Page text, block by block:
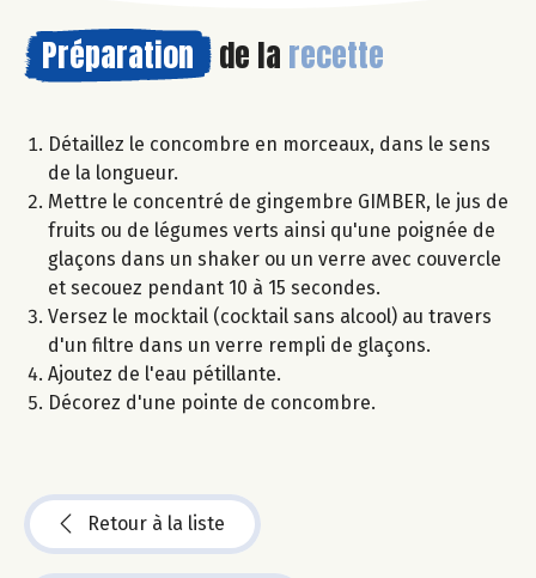
Préparation de la recette
Détaillez le concombre en morceaux, dans le sens
de la longueur.
Mettre le concentré de gingembre GIMBER, le jus de
fruits ou de légumes verts ainsi qu'une poignée de
glaçons dans un shaker ou un verre avec couvercle
et secouez pendant 10 à 15 secondes.
Versez le mocktail (cocktail sans alcool) au travers
d'un filtre dans un verre rempli de glaçons.
Ajoutez de l'eau pétillante.
Décorez d'une pointe de concombre.
Retour à la liste